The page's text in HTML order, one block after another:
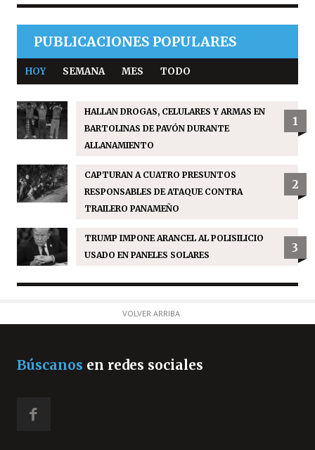
PUBLICACIONES POPULARES
HOY SEMANA MES TODO
HALLAN DROGAS, CELULARES Y ARMAS EN
BARTOLINAS DE PAVÓN DURANTE
ALLANAMIENTO
1
CAPTURAN A CUATRO PRESUNTOS
RESPONSABLES DE ATAQUE CONTRA
TRAILERO PANAMEÑO
2
TRUMP IMPONE ARANCEL AL POLISILICIO
USADO EN PANELES SOLARES
3
VOLVER ARRIBA
Búscanos en redes sociales